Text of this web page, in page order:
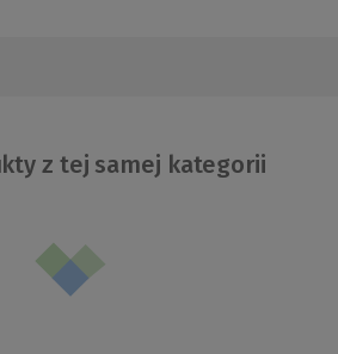
z tej samej kategorii